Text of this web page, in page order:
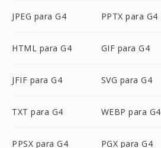
JPEG para G4 PPTX para G4
HTML para G4 GIF para G4
JFIF para G4 SVG para G4
TXT para G4 WEBP para G4
PPSX para G4 PGX para G4